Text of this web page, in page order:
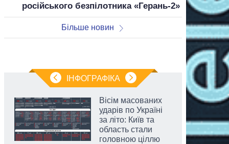
російського безпілотника «Герань-2»
Більше новин
ІНФОГРАФІКА
Вісім масованих
ударів по Україні
за літо: Київ та
область стали
головною ціллю